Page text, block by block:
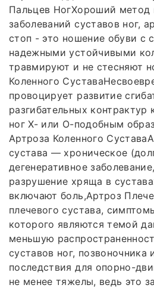
Пальцев НогХороший метод
заболеваний суставов ног,
стоп - это ношение обуви с
надежными устойчивыми
травмируют и не стесняют
Коленного
провоцирует развитие
разгибательных
ног Х- или О-подобным
Артроза Коленного
сустава — хроническое
дегенеративное
разрушение хряща в
включают боль,Артроз
плечевого сустава,
которого являются темой
меньшую
суставов ног, позвоночника
последствия для опорно-
не менее тяжелы, ведь это